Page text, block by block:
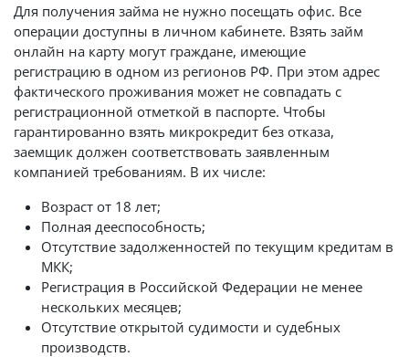
Для получения займа не нужно посещать офис. Все
операции доступны в личном кабинете. Взять займ
онлайн на карту могут граждане, имеющие
регистрацию в одном из регионов РФ. При этом адрес
фактического проживания может не совпадать с
регистрационной отметкой в паспорте. Чтобы
гарантированно взять микрокредит без отказа,
заемщик должен соответствовать заявленным
компанией требованиям. В их числе:
Возраст от 18 лет;
Полная дееспособность;
Отсутствие задолженностей по текущим кредитам в
МКК;
Регистрация в Российской Федерации не менее
нескольких месяцев;
Отсутствие открытой судимости и судебных
производств.